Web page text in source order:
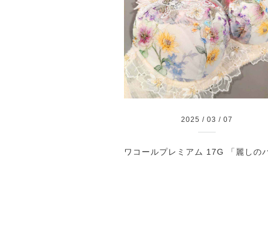
2025 / 03 / 07